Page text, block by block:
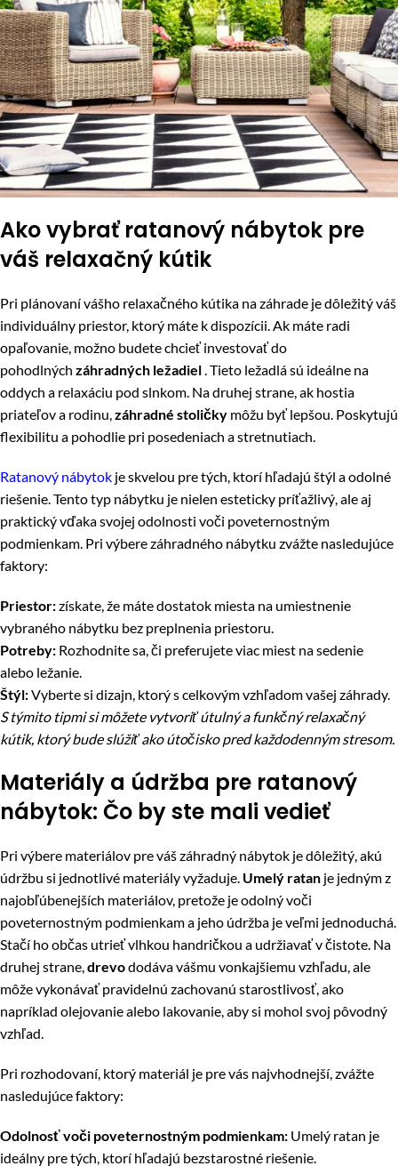
Ako vybrať ratanový nábytok pre
váš relaxačný kútik
Pri plánovaní vášho relaxačného kútika na záhrade je dôležitý váš
individuálny priestor, ktorý máte k dispozícii. Ak máte radi
opaľovanie, možno budete chcieť investovať do
pohodlných záhradných ležadiel . Tieto ležadlá sú ideálne na
oddych a relaxáciu pod slnkom. Na druhej strane, ak hostia
priateľov a rodinu, záhradné stoličky môžu byť lepšou. Poskytujú
flexibilitu a pohodlie pri posedeniach a stretnutiach.
Ratanový nábytok je skvelou pre tých, ktorí hľadajú štýl a odolné
riešenie. Tento typ nábytku je nielen esteticky príťažlivý, ale aj
praktický vďaka svojej odolnosti voči poveternostným
podmienkam. Pri výbere záhradného nábytku zvážte nasledujúce
faktory:
Priestor:získate, že máte dostatok miesta na umiestnenie
vybraného nábytku bez preplnenia priestoru.
Potreby: Rozhodnite sa, či preferujete viac miest na sedenie
alebo ležanie.
Štýl:Vyberte si dizajn, ktorý s celkovým vzhľadom vašej záhrady.
S týmito tipmi si môžete vytvoriť útulný a funkčný relaxačný
kútik, ktorý bude slúžiť ako útočisko pred každodenným stresom.
Materiály a údržba pre ratanový
nábytok: Čo by ste mali vedieť
Pri výbere materiálov pre váš záhradný nábytok je dôležitý, akú
údržbu si jednotlivé materiály vyžaduje. Umelý ratan je jedným z
najobľúbenejších materiálov, pretože je odolný voči
poveternostným podmienkam a jeho údržba je veľmi jednoduchá.
Stačí ho občas utrieť vlhkou handričkou a udržiavať v čistote. Na
druhej strane, drevododáva vášmu vonkajšiemu vzhľadu, ale
môže vykonávať pravidelnú zachovanú starostlivosť, ako
napríklad olejovanie alebo lakovanie, aby si mohol svoj pôvodný
vzhľad.
Pri rozhodovaní, ktorý materiál je pre vás najvhodnejší, zvážte
nasledujúce faktory:
Odolnosť voči poveternostným podmienkam: Umelý ratan je
ideálny pre tých, ktorí hľadajú bezstarostné riešenie.